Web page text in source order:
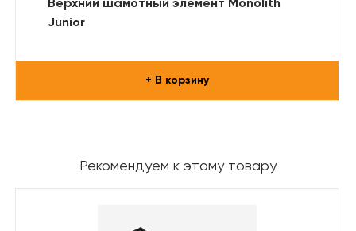
Верхний шамотный элемент Monolith
Junior
+ В корзину
Рекомендуем к этому товару